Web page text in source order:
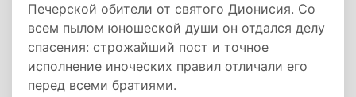
Печерской обители от святого Дионисия. Со
всем пылом юношеской души он отдался делу
спасения: строжайший пост и точное
исполнение иноческих правил отличали его
перед всеми братиями.